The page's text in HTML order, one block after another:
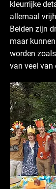
kleurrijke
allemaal
Beiden zijn
maar
worden
van veel van